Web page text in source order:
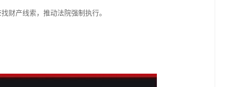
财产线索，推动法院强制执行。